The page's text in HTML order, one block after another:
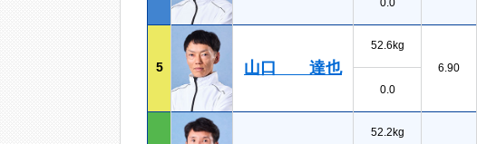
0.0
5 山口 達也
52.6kg
6.90
0.0
52.2kg